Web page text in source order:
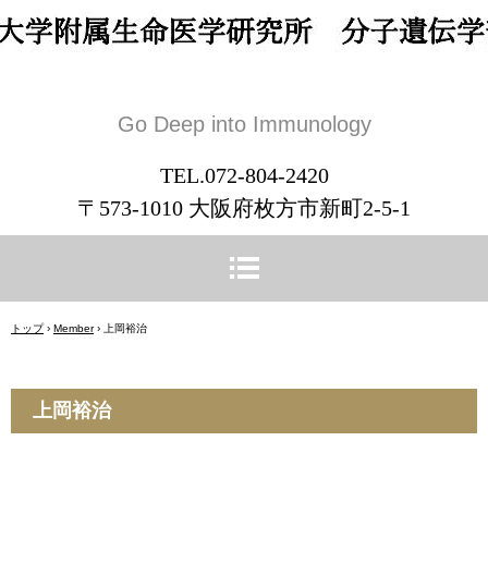
Go Deep into Immunology
TEL.072-804-2420
〒573-1010 大阪府枚方市新町2-5-1
トップ › Member › 上岡裕治
上岡裕治